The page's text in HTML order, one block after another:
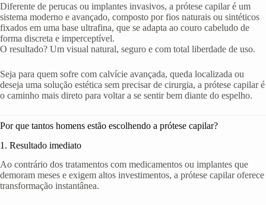
Diferente de perucas ou implantes invasivos, a prótese capilar é um
sistema moderno e avançado, composto por fios naturais ou sintéticos
fixados em uma base ultrafina, que se adapta ao couro cabeludo de
forma discreta e imperceptível.
O resultado? Um visual natural, seguro e com total liberdade de uso.
Seja para quem sofre com calvície avançada, queda localizada ou
deseja uma solução estética sem precisar de cirurgia, a prótese capilar é
o caminho mais direto para voltar a se sentir bem diante do espelho.
Por que tantos homens estão escolhendo a prótese capilar?
1. Resultado imediato
Ao contrário dos tratamentos com medicamentos ou implantes que
demoram meses e exigem altos investimentos, a prótese capilar oferece
transformação instantânea.